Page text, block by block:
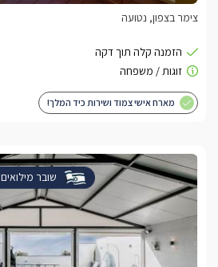
צימר בצפון, נטועה
מארח אישי צמוד ושירות כיד המלך!
שובר מילואים